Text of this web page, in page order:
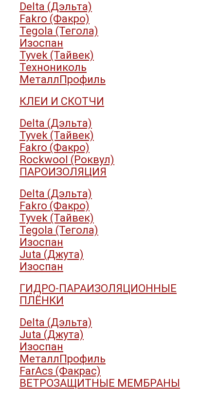
Delta (Дэльта)
Fakro (Факро)
Tegola (Тегола)
Изоспан
Tyvek (Тайвек)
Технониколь
МеталлПрофиль
КЛЕИ И СКОТЧИ
Delta (Дэльта)
Tyvek (Тайвек)
Fakro (Факро)
Rockwool (Роквул)
ПАРОИЗОЛЯЦИЯ
Delta (Дэльта)
Fakro (Факро)
Tyvek (Тайвек)
Tegola (Тегола)
Изоспан
Juta (Джута)
Изоспан
ГИДРО-ПАРАИЗОЛЯЦИОННЫЕ
ПЛЁНКИ
Delta (Дэльта)
Juta (Джута)
Изоспан
МеталлПрофиль
FarAcs (Факрас)
ВЕТРОЗАЩИТНЫЕ МЕМБРАНЫ